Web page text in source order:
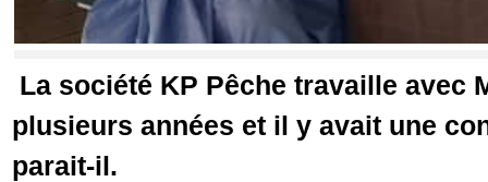
La société KP Pêche travaille avec
plusieurs années et il y avait une
parait-il.